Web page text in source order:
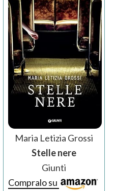
Maria Letizia Grossi
Stelle nere
Giunti
Compralo su